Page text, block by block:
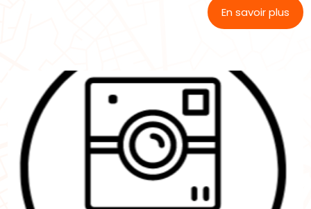
En savoir plus